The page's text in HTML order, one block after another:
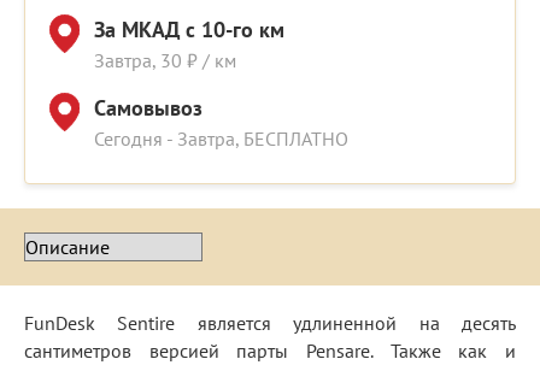
За МКАД с 10-го км
Завтра, 30 ₽ / км
Самовывоз
Сегодня - Завтра, БЕСПЛАТНО
FunDesk Sentire является удлиненной на десять
сантиметров версией парты Pensare. Также как и